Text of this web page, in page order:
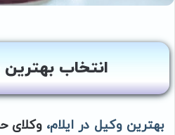
انتخاب بهترین
بهترین وکیل در ایلام،وکلای